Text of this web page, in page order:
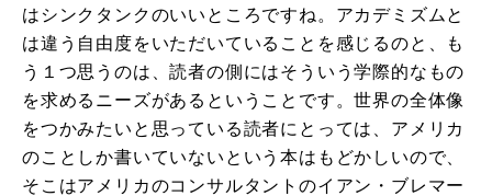
はシンクタンクのいいところですね。アカデミズムと
は違う自由度をいただいていることを感じるのと、も
う１つ思うのは、読者の側にはそういう学際的なもの
を求めるニーズがあるということです。世界の全体像
をつかみたいと思っている読者にとっては、アメリカ
のことしか書いていないという本はもどかしいので、
そこはアメリカのコンサルタントのイアン・ブレマー